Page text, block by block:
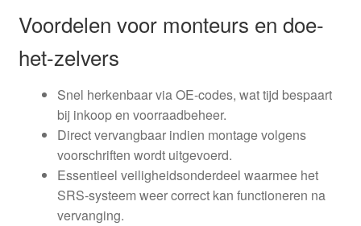
Voordelen voor monteurs en doe-
het-zelvers
Snel herkenbaar via OE-codes, wat tijd bespaart
bij inkoop en voorraadbeheer.
Direct vervangbaar indien montage volgens
voorschriften wordt uitgevoerd.
Essentieel veiligheidsonderdeel waarmee het
SRS-systeem weer correct kan functioneren na
vervanging.